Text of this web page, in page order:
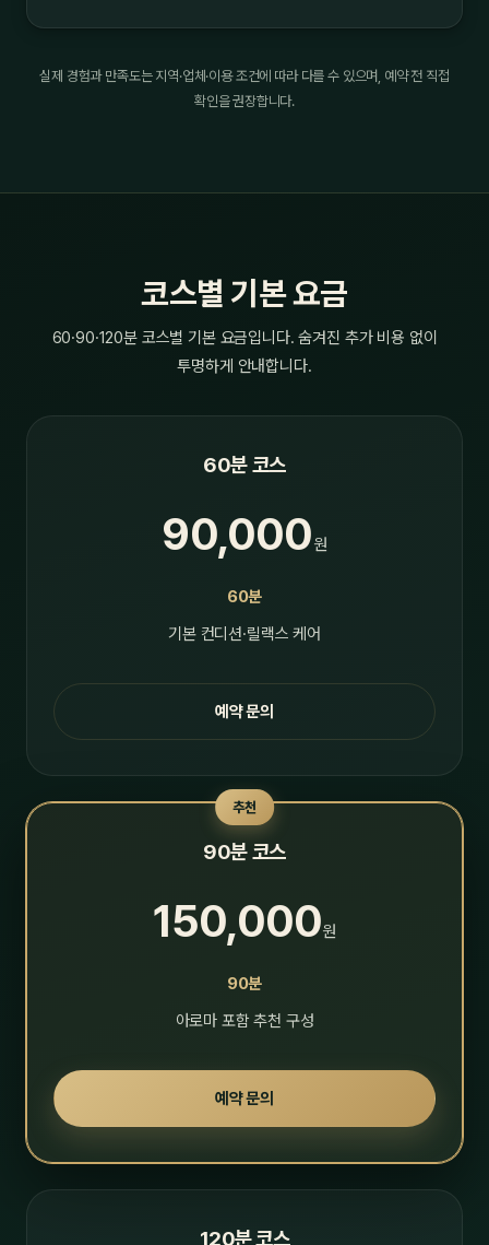
실제 경험과 만족도는 지역·업체·이용 조건에 따라 다를 수 있으며, 예약 전 직접
확인을 권장합니다.
코스별 기본 요금
60·90·120분 코스별 기본 요금입니다. 숨겨진 추가 비용 없이
투명하게 안내합니다.
60분 코스
90,000원
60분
기본 컨디션·릴랙스 케어
예약 문의
추천
90분 코스
150,000원
90분
아로마 포함 추천 구성
예약 문의
120분 코스